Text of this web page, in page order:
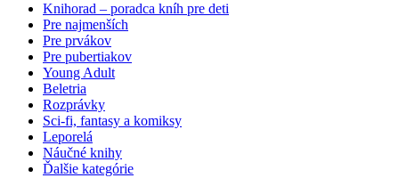
Knihorad – poradca kníh pre deti
Pre najmenších
Pre prvákov
Pre pubertiakov
Young Adult
Beletria
Rozprávky
Sci-fi, fantasy a komiksy
Leporelá
Náučné knihy
Ďalšie kategórie